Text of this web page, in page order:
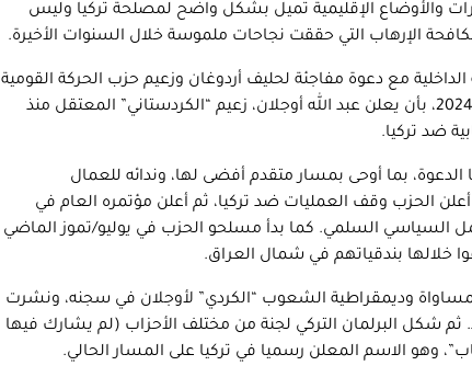
والأوضاع الإقليمية تميل بشكل واضح لمصلحة تركيا وليس
الإرهاب التي حققت نجاحات ملموسة خلال السنوات الأخيرة.
الداخلية مع دعوة مفاجئة لحليف أردوغان وزعيم حزب الحركة القومية
دولت بهتشلي في أكتوبر/تشرين الأول 2024، بأن يعلن عبد الله أوجلان، زعيم “الكردستاني” المعتقل منذ
بما أوحى بمسار متقدم أفضى لها، وندائه للعمال
الحزب وقف العمليات ضد تركيا، ثم أعلن مؤتمره العام في
السياسي السلمي. كما بدأ مسلحو الحزب في يوليو/تموز الماضي
خلالها بندقياتهم في شمال العراق.
وديمقراطية الشعوب “الكردي” لأوجلان في سجنه، ونشرت
ثم شكل البرلمان التركي لجنة من مختلف الأحزاب (لم يشارك فيها
وهو الاسم المعلن رسميا في تركيا على المسار الحالي.